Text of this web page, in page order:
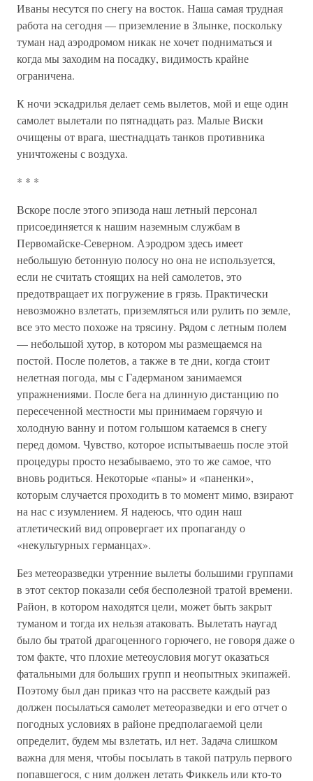
Иваны несутся по снегу на восток. Наша самая трудная
работа на сегодня — приземление в Злынке, поскольку
туман над аэродромом никак не хочет подниматься и
когда мы заходим на посадку, видимость крайне
ограничена.
К ночи эскадрилья делает семь вылетов, мой и еще один
самолет вылетали по пятнадцать раз. Малые Виски
очищены от врага, шестнадцать танков противника
уничтожены с воздуха.
* * *
Вскоре после этого эпизода наш летный персонал
присоединяется к нашим наземным службам в
Первомайске-Северном. Аэродром здесь имеет
небольшую бетонную полосу но она не используется,
если не считать стоящих на ней самолетов, это
предотвращает их погружение в грязь. Практически
невозможно взлетать, приземляться или рулить по земле,
все это место похоже на трясину. Рядом с летным полем
— небольшой хутор, в котором мы размещаемся на
постой. После полетов, а также в те дни, когда стоит
нелетная погода, мы с Гадерманом занимаемся
упражнениями. После бега на длинную дистанцию по
пересеченной местности мы принимаем горячую и
холодную ванну и потом голышом катаемся в снегу
перед домом. Чувство, которое испытываешь после этой
процедуры просто незабываемо, это то же самое, что
вновь родиться. Некоторые «паны» и «паненки»,
которым случается проходить в то момент мимо, взирают
на нас с изумлением. Я надеюсь, что один наш
атлетический вид опровергает их пропаганду о
«некультурных германцах».
Без метеоразведки утренние вылеты большими группами
в этот сектор показали себя бесполезной тратой времени.
Район, в котором находятся цели, может быть закрыт
туманом и тогда их нельзя атаковать. Вылетать наугад
было бы тратой драгоценного горючего, не говоря даже о
том факте, что плохие метеоусловия могут оказаться
фатальными для больших групп и неопытных экипажей.
Поэтому был дан приказ что на рассвете каждый раз
должен посылаться самолет метеоразведки и его отчет о
погодных условиях в районе предполагаемой цели
определит, будем мы взлетать, ил нет. Задача слишком
важна для меня, чтобы посылать в такой патруль первого
попавшегося, с ним должен летать Фиккель или кто-то